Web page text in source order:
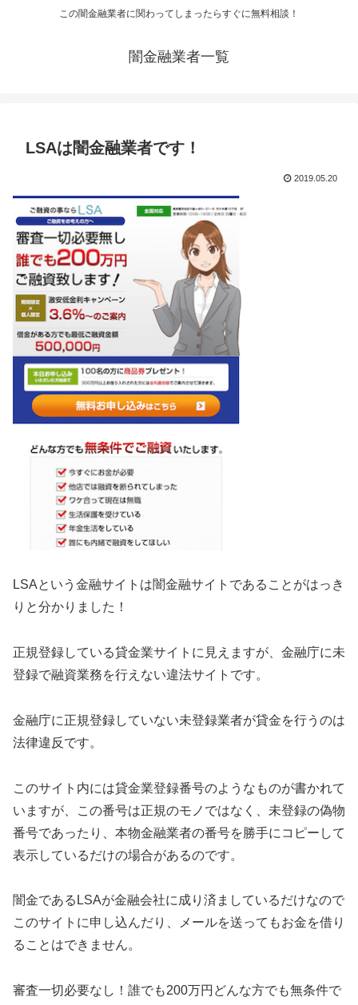
この闇金融業者に関わってしまったらすぐに無料相談！
闇金融業者一覧
LSAは闇金融業者です！
2019.05.20
LSAという金融サイトは闇金融サイトであることがはっき
りと分かりました！
正規登録している貸金業サイトに見えますが、金融庁に未
登録で融資業務を行えない違法サイトです。
金融庁に正規登録していない未登録業者が貸金を行うのは
法律違反です。
このサイト内には貸金業登録番号のようなものが書かれて
いますが、この番号は正規のモノではなく、未登録の偽物
番号であったり、本物金融業者の番号を勝手にコピーして
表示しているだけの場合があるのです。
闇金である LSAが金融会社に成り済ましているだけなので
このサイトに申し込んだり、メールを送ってもお金を借り
ることはできません。
審査一切必要なし！誰でも200万円どんな方でも無条件で